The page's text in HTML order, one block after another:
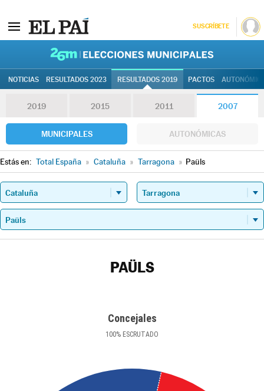
SUSCRÍBETE
NOTICIAS RESULTADOS 2023 RESULTADOS 2019 PACTOS
2019 2015 2011 2007
MUNICIPALES AUTONÓMICAS
Estás en: Total España » Cataluña » Tarragona » Paüls
PAÜLS
Concejales
100% ESCRUTADO